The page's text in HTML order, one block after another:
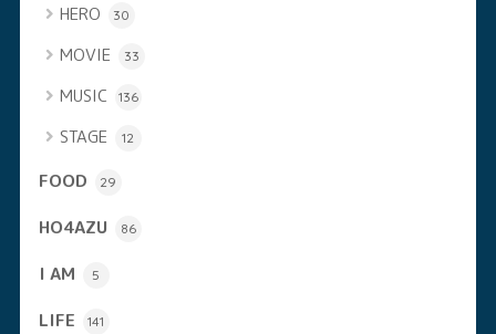
HERO 30
MOVIE 33
MUSIC 136
STAGE 12
FOOD 29
HO4AZU 86
I AM 5
LIFE 141